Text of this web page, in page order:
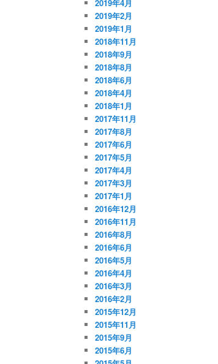
2019年4月
2019年2月
2019年1月
2018年11月
2018年9月
2018年8月
2018年6月
2018年4月
2018年1月
2017年11月
2017年8月
2017年6月
2017年5月
2017年4月
2017年3月
2017年1月
2016年12月
2016年11月
2016年8月
2016年6月
2016年5月
2016年4月
2016年3月
2016年2月
2015年12月
2015年11月
2015年9月
2015年6月